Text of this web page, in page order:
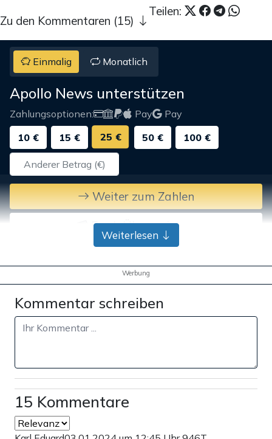
Teilen:
Zu den Kommentaren (15)
Einmalig Monatlich
Apollo News unterstützen
Zahlungsoptionen: Pay
Pay
10 €
15 € 25 € 50 € 100 €
Weiter zum Zahlen
Bank-Überweisung
Weiterlesen
Werbung
Kommentar schreiben
15 Kommentare